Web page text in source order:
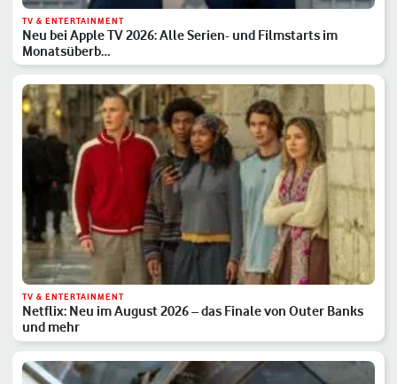
TV & ENTERTAINMENT
Neu bei Apple TV 2026: Alle Serien- und Filmstarts im
Monatsüberb…
TV & ENTERTAINMENT
Netflix: Neu im August 2026 – das Finale von Outer Banks
und mehr